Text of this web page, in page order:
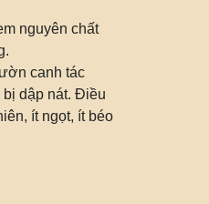
nguyên chất
canh tác
dập nát. Điều
ít ngọt, ít béo